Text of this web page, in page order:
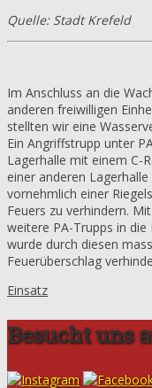
Quelle: Stadt Krefeld
Im Anschluss an die
anderen freiwilligen
stellten wir eine
Ein Angriffstrupp unter
Lagerhalle mit einem C-
einer anderen
vornehmlich einer
Feuers zu verhindern.
weitere PA-Trupps in die
wurde durch diesen
Feuerüberschlag
Einsatz
Besucht uns